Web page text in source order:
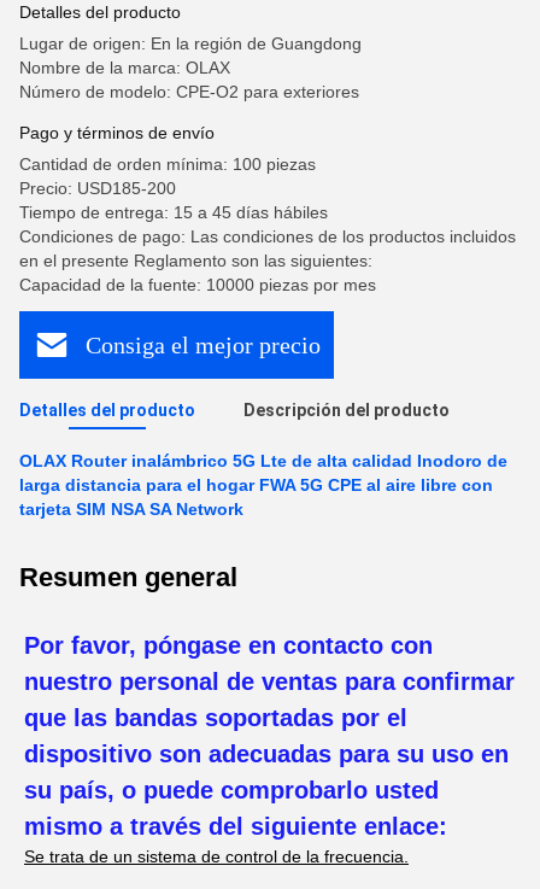
Detalles del producto
Lugar de origen: En la región de Guangdong
Nombre de la marca: OLAX
Número de modelo: CPE-O2 para exteriores
Pago y términos de envío
Cantidad de orden mínima: 100 piezas
Precio: USD185-200
Tiempo de entrega: 15 a 45 días hábiles
Condiciones de pago: Las condiciones de los productos incluidos
en el presente Reglamento son las siguientes:
Capacidad de la fuente: 10000 piezas por mes
Consiga el mejor precio
Detalles del producto Descripción del producto
OLAX Router inalámbrico 5G Lte de alta calidad Inodoro de
larga distancia para el hogar FWA 5G CPE al aire libre con
tarjeta SIM NSA SA Network
Resumen general
Por favor, póngase en contacto con
nuestro personal de ventas para confirmar
que las bandas soportadas por el
dispositivo son adecuadas para su uso en
su país, o puede comprobarlo usted
mismo a través del siguiente enlace:
Se trata de un sistema de control de la frecuencia.